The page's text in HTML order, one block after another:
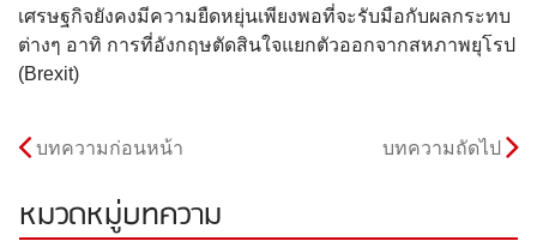
เศรษฐกิจยังคงมีความยืดหยุ่นเพียงพอที่จะรับมือกับผลกระทบ
ต่างๆ อาทิ การที่อังกฤษตัดสินใจแยกตัวออกจากสหภาพยุโรป
(Brexit)
บทความก่อนหน้า บทความถัดไป
หมวดหมู่บทความ